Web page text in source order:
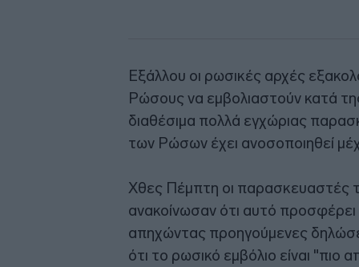
Εξάλλου οι ρωσικές αρχές
Ρώσους να εμβολιαστούν κατά
διαθέσιμα πολλά εγχώριας
των Ρώσων έχει ανοσοποιηθεί
Χθες Πέμπτη οι παρασκευαστές
ανακοίνωσαν ότι αυτό
απηχώντας προηγούμενες
ότι το ρωσικό εμβόλιο είναι